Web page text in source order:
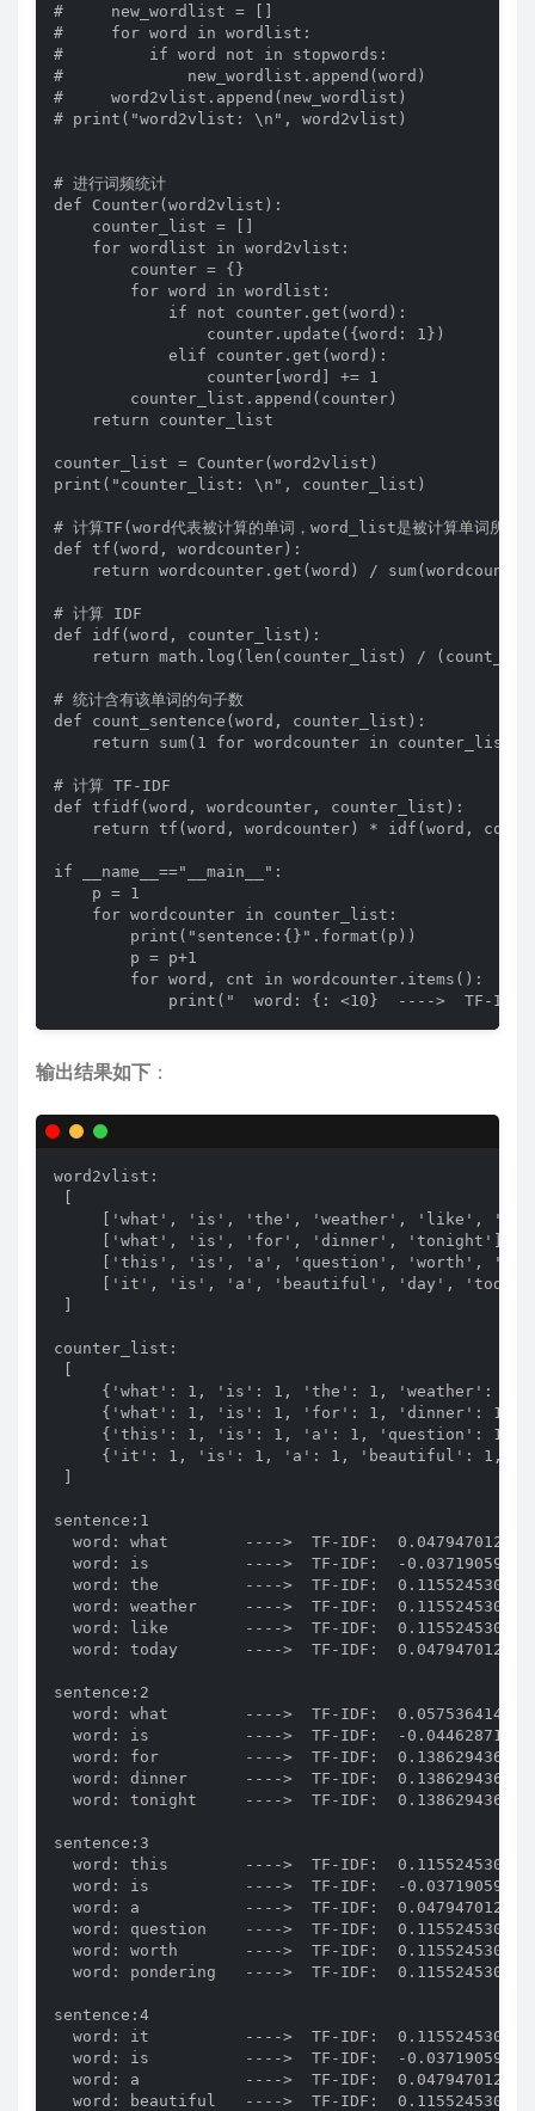
#     new_wordlist = []
#     for word in wordlist:
#         if word not in stopwords:
#             new_wordlist.append(word)
#     word2vlist.append(new_wordlist)
# print("word2vlist: \n", word2vlist)
# 进行词频统计
def Counter(word2vlist):
    counter_list = []
    for wordlist in word2vlist:
        counter = {}
        for word in wordlist:
            if not counter.get(word):
                counter.update({word: 1})
            elif counter.get(word):
                counter[word] += 1
        counter_list.append(counter)
    return counter_list
counter_list = Counter(word2vlist)
print("counter_list: \n", counter_list)
# 计算TF(word代表被计算的单词，word_list是被计算单词所在
def tf(word, wordcounter):
return wordcounter.get(word) /
# 计算 IDF
def idf(word, counter_list):
return math.log(len(counter_list) /
# 统计含有该单词的句子数
def count_sentence(word, counter_list):
return sum(1 for wordcounter in counter_list
# 计算 TF-IDF
def tfidf(word, wordcounter, counter_list):
return tf(word, wordcounter) * idf(word,
if __name__=="__main__":
    p = 1
    for wordcounter in counter_list:
        print("sentence:{}".format(p))
        p = p+1
        for word, cnt in wordcounter.items():
print("  word: {: <10}  ---->  TF-
输出结果如下 ：
word2vlist:
['what', 'is', 'the', 'weather', 'like',
     ['what', 'is', 'for', 'dinner', 'tonight'],
['this', 'is', 'a', 'question', 'worth',
['it', 'is', 'a', 'beautiful', 'day',
counter_list:
{'what': 1, 'is': 1, 'the': 1, 'weather':
{'what': 1, 'is': 1, 'for': 1, 'dinner': 1,
{'this': 1, 'is': 1, 'a': 1, 'question': 1,
{'it': 1, 'is': 1, 'a': 1, 'beautiful': 1,
sentence:1
word: what        ---->  TF-IDF:
word: is          ---->  TF-IDF:  -
word: the         ---->  TF-IDF:
word: weather     ---->  TF-IDF:
word: like        ---->  TF-IDF:
word: today       ---->  TF-IDF:
sentence:2
word: what        ---->  TF-IDF:
word: is          ---->  TF-IDF:  -
word: for         ---->  TF-IDF:
word: dinner      ---->  TF-IDF:
word: tonight     ---->  TF-IDF:
sentence:3
word: this        ---->  TF-IDF:
word: is          ---->  TF-IDF:  -
word: a           ---->  TF-IDF:
word: question    ---->  TF-IDF:
word: worth       ---->  TF-IDF:
word: pondering   ---->  TF-IDF:
sentence:4
word: it          ---->  TF-IDF:
word: is          ---->  TF-IDF:  -
word: a           ---->  TF-IDF:
word: beautiful   ---->  TF-IDF: